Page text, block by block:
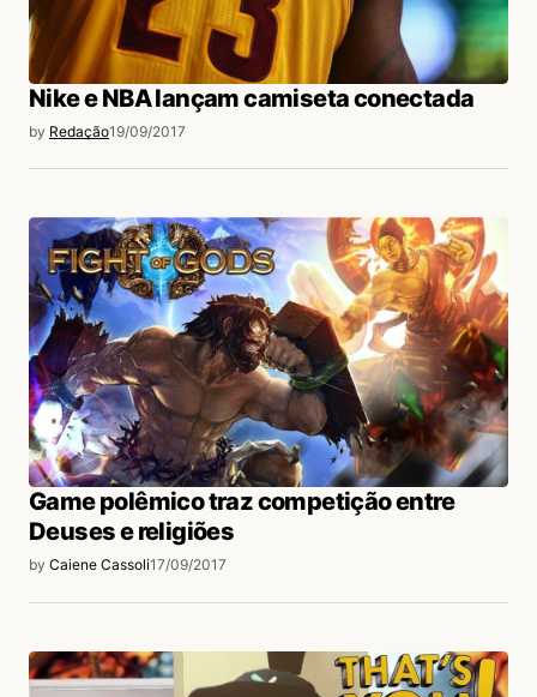
Nike e NBA lançam camiseta conectada
by Redação19/09/2017
Game polêmico traz competição entre
Deuses e religiões
by Caiene Cassoli17/09/2017